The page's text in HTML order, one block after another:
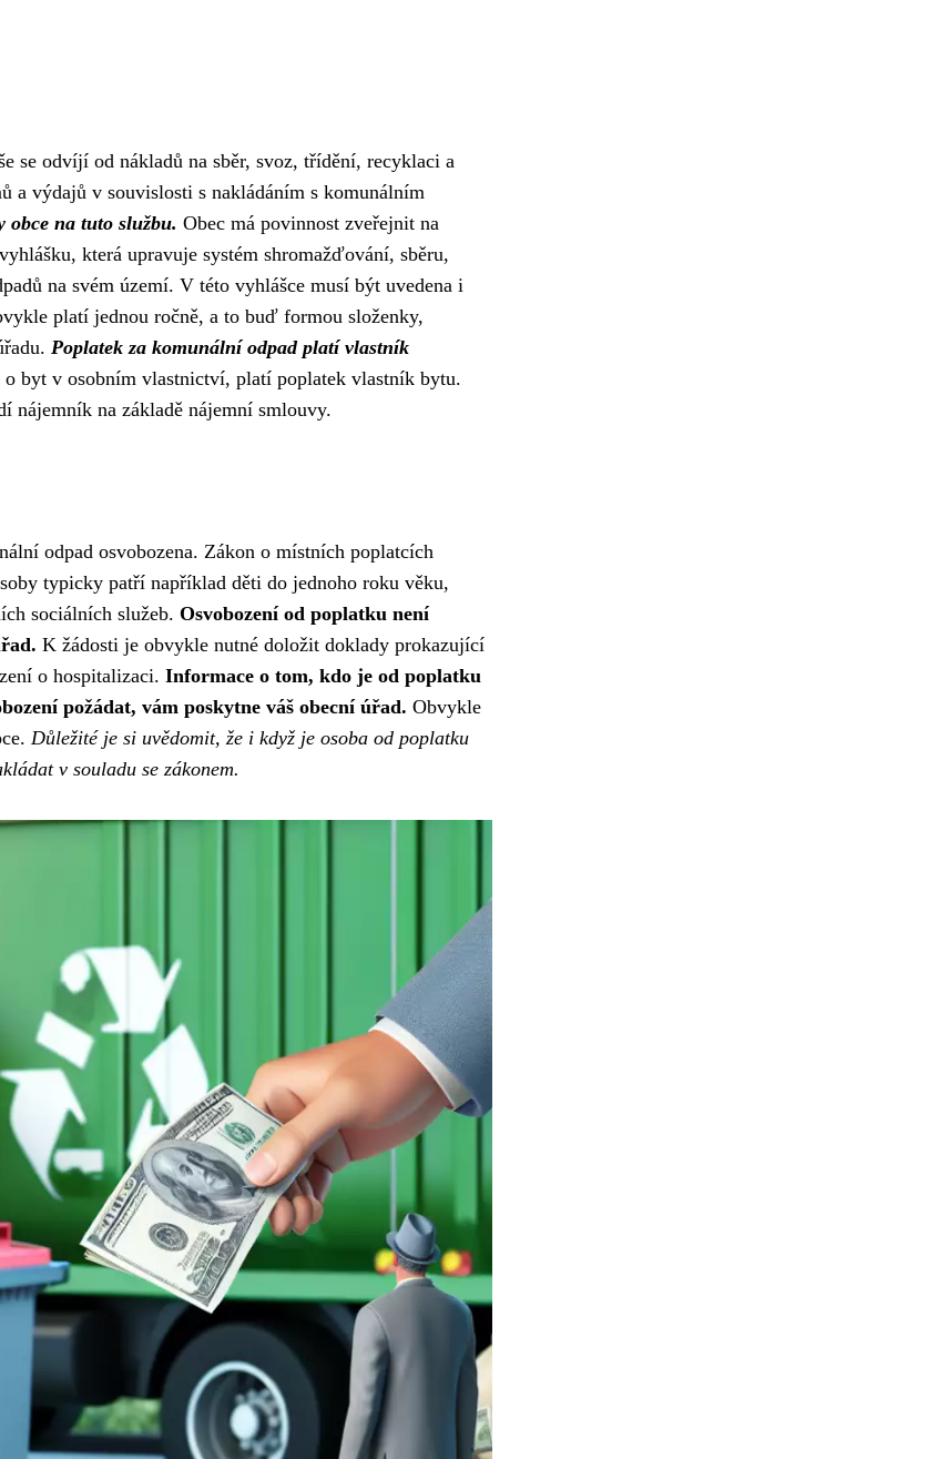
se odvíjí od nákladů na sběr, svoz, třídění, recyklaci a
a výdajů v souvislosti s nakládáním s komunálním
obce na tuto službu. Obec má povinnost zveřejnit na
která upravuje systém shromažďování, sběru,
na svém území. V této vyhlášce musí být uvedena i
platí jednou ročně, a to buď formou složenky,
Poplatek za komunální odpad platí vlastník
o byt v osobním vlastnictví, platí poplatek vlastník bytu.
nájemník na základě nájemní smlouvy.
odpad osvobozena. Zákon o místních poplatcích
typicky patří například děti do jednoho roku věku,
sociálních služeb. Osvobození od poplatku není
K žádosti je obvykle nutné doložit doklady prokazující
o hospitalizaci. Informace o tom, kdo je od poplatku
požádat, vám poskytne váš obecní úřad. Obvykle
Důležité je si uvědomit, že i když je osoba od poplatku
v souladu se zákonem.